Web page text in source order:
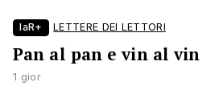
laR+ LETTERE DEI LETTORI
Pan al pan e vin al vin
1 gior